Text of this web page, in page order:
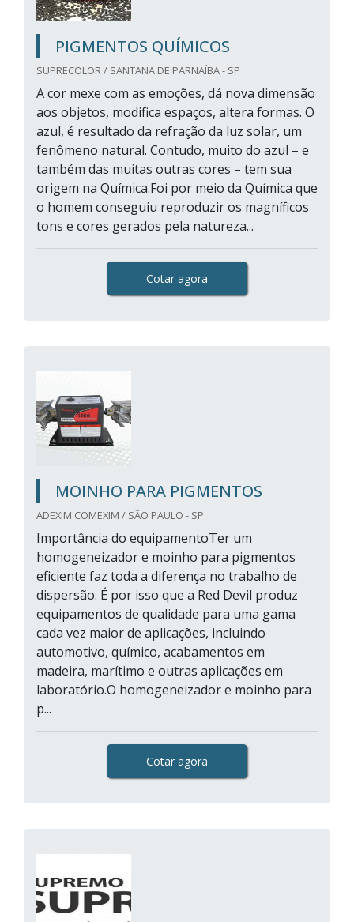
PIGMENTOS QUÍMICOS
SUPRECOLOR / SANTANA DE PARNAÍBA - SP
A cor mexe com as emoções, dá nova dimensão
aos objetos, modifica espaços, altera formas. O
azul, é resultado da refração da luz solar, um
fenômeno natural. Contudo, muito do azul – e
também das muitas outras cores – tem sua
origem na Química.Foi por meio da Química que
o homem conseguiu reproduzir os magníficos
tons e cores gerados pela natureza...
Cotar agora
MOINHO PARA PIGMENTOS
ADEXIM COMEXIM / SÃO PAULO - SP
Importância do equipamentoTer um
homogeneizador e moinho para pigmentos
eficiente faz toda a diferença no trabalho de
dispersão. É por isso que a Red Devil produz
equipamentos de qualidade para uma gama
cada vez maior de aplicações, incluindo
automotivo, químico, acabamentos em
madeira, marítimo e outras aplicações em
laboratório.O homogeneizador e moinho para
p...
Cotar agora